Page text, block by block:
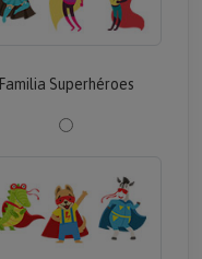
Familia Superhéroes